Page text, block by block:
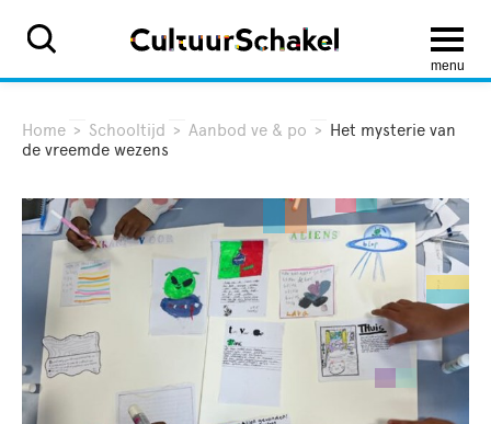
menu
Home > Schooltijd > Aanbod ve & po > Het mysterie van
de vreemde wezens